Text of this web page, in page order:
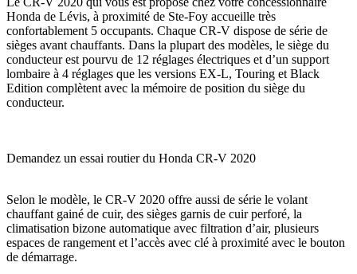
Honda de Lévis, à proximité de Ste-Foy accueille très
confortablement 5 occupants. Chaque CR-V dispose de série de
sièges avant chauffants. Dans la plupart des modèles, le siège du
conducteur est pourvu de 12 réglages électriques et d’un support
lombaire à 4 réglages que les versions EX-L, Touring et Black
Edition complètent avec la mémoire de position du siège du
conducteur.
Demandez un essai routier du Honda CR-V 2020
Selon le modèle, le CR-V 2020 offre aussi de série le volant
chauffant gainé de cuir, des sièges garnis de cuir perforé, la
climatisation bizone automatique avec filtration d’air, plusieurs
espaces de rangement et l’accès avec clé à proximité avec le bouton
de démarrage.